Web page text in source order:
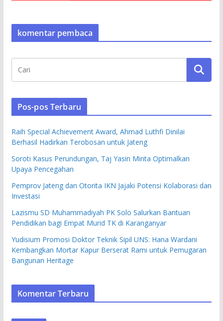
komentar pembaca
Pos-pos Terbaru
Raih Special Achievement Award, Ahmad Luthfi Dinilai
Berhasil Hadirkan Terobosan untuk Jateng
Soroti Kasus Perundungan, Taj Yasin Minta Optimalkan
Upaya Pencegahan
Pemprov Jateng dan Otorita IKN Jajaki Potensi Kolaborasi dan
Investasi
Lazismu SD Muhammadiyah PK Solo Salurkan Bantuan
Pendidikan bagi Empat Murid TK di Karanganyar
Yudisium Promosi Doktor Teknik Sipil UNS: Hana Wardani
Kembangkan Mortar Kapur Berserat Rami untuk Pemugaran
Bangunan Heritage
Komentar Terbaru